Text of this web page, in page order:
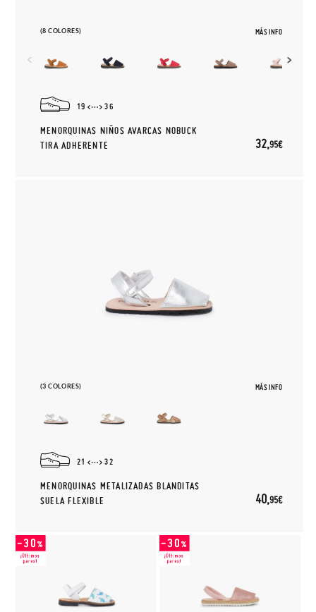
(8 COLORES) MÁS INFO
19 36
MENORQUINAS NIÑOS AVARCAS NOBUCK
TIRA ADHERENTE
32,95€
(3 COLORES) MÁS INFO
21 32
MENORQUINAS METALIZADAS BLANDITAS
SUELA FLEXIBLE
40,95€